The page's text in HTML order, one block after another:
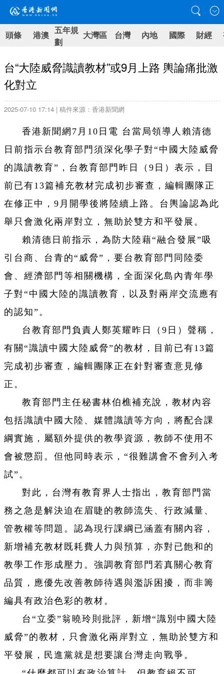
頭條 港澳 五年規
劃
大灣區 台灣 內地 國際 財經
台“大陸威脅識讀教材”或9月上路 輿論痛批激
化對立
2025-07-10 17:14 | 稿件來源：香港新聞網
香港新聞網7月10日電 台當局領導人賴清德
日前指示台教育部門須深化學子對“中國大陸威脅
的識讀教育”，台教育部門昨日（9日）表示，目
前已有13篇補充教材完成初步審查，編輯團隊正
在修正中，9月開學後將陸續上路。台輿論認為此
舉只會激化兩岸對立，無助於雙方和平發展。
賴清德日前指示，為防大陸藉“融合發展”吸
引台商、台青的“威脅”，要台教育部門同陸委
會、經濟部門等相關機構，全面深化島內青年學
子對“中國大陸的識讀教育，以及對兩岸交流應有
的認知”。
台教育部門負責人鄭英耀昨日（9日）聲稱，
有關“識讀中國大陸威脅”的教材，目前已有13篇
完成初步審查，編輯團隊正在針對審查意見修
正。
教育部門主任秘書林伯樵補充說，教材內容
包括識讀中國大陸、媒體識讀等方向，將配合課
綱實施，屬額外提供的教學資源，教師不使用不
會被懲罰。但他同時表示，“很難講會不會列入考
試”。
對此，台灣有教育界人士指出，教育部門當
務之急是解決迫在眉睫的教師流失、行政減量、
管教權等問題。認為現行課綱已涵蓋有關內容，
新增補充教材既耗費人力與預算，亦對已飽和的
教學工作形成壓力。強調教育部門若真關心教育
品質，應優先改善教師待遇與濫訴困擾，而非籌
編具有政治色彩的教材。
台“立委”翁曉玲則批評，新增“識別中國大陸
威脅”的教材，只會激化兩岸對立，無助於雙方和
平發展，民進黨就是想要讓台灣走向戰爭。